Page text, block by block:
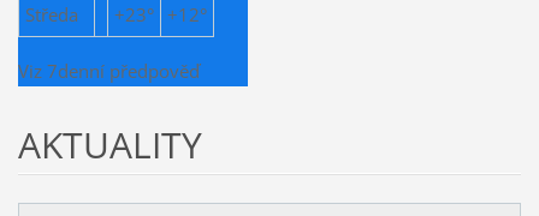
Středa
+23° +12°
Viz 7denní předpověď
AKTUALITY